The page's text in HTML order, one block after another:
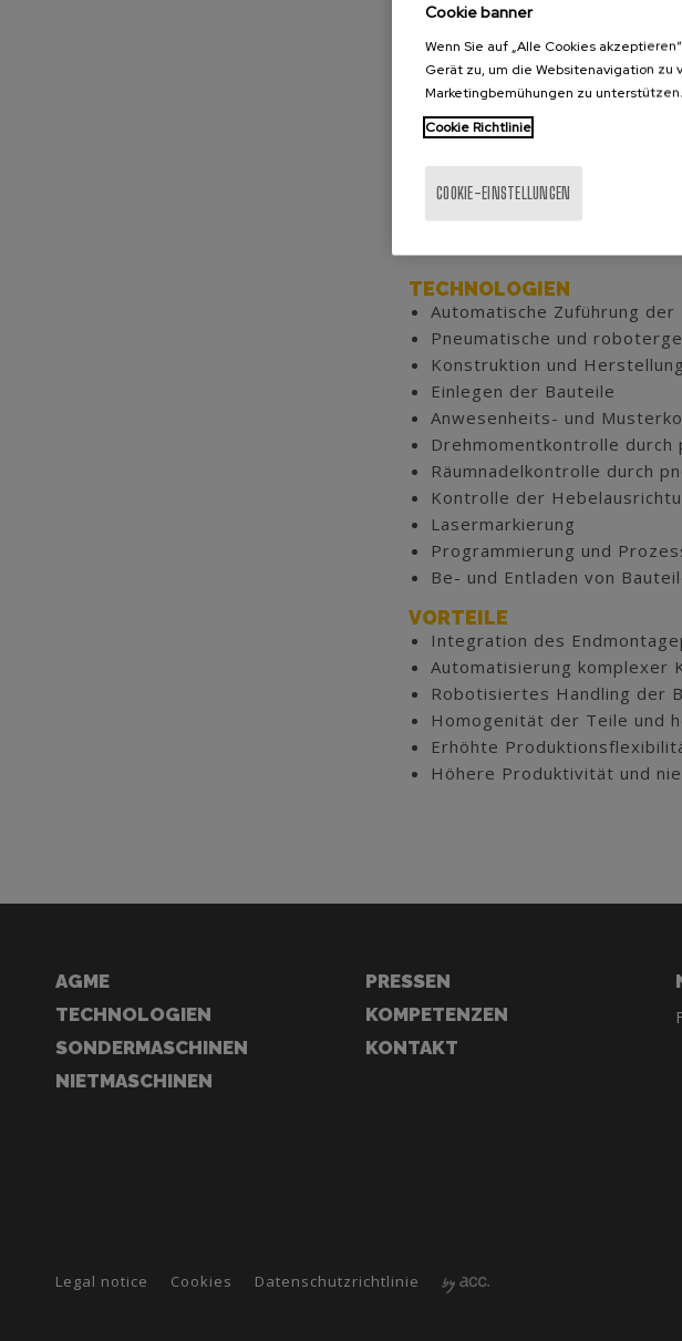
PROZESS
Endmontage und Kontrolle
TECHNOLOGIEN
Automatische Zuführung
Pneumatische und
Konstruktion und
Einlegen der Bauteile
Anwesenheits- und
Drehmomentkontrolle
Räumnadelkontrolle durch
Kontrolle der
Lasermarkierung
Programmierung und
Be- und Entladen von
VORTEILE
Integration des
Automatisierung komplexer
Robotisiertes Handling der
Homogenität der Teile und
Erhöhte
Höhere Produktivität und
AGME
TECHNOLOGIEN
SONDERMASCHINEN
NIETMASCHINEN
PRESSEN
KOMPETENZEN
KONTAKT
Legal notice Cookies Datenschutzrichtlinie
Cookie banner
Wenn Sie auf „Alle Cookies
Gerät zu, um die Websitenavigation zu
Marketingbemühungen zu unterstützen.
Cookie Richtlinie
COOKIE-EINSTELLUNGEN